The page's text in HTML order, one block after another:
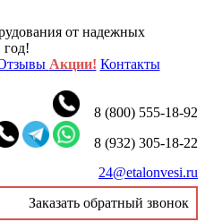
от надежных
год!
Акции! Контакты
8 (800) 555-18-92
8 (932) 305-18-22
24@etalonvesi.ru
Заказать обратный звонок